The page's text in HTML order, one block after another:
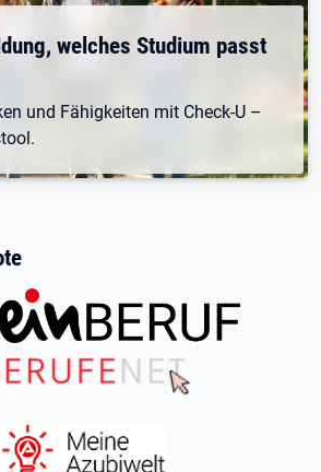
welches Studium passt
und Fähigkeiten mit Check-U –